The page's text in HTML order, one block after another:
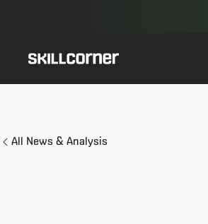
All News & Analysis